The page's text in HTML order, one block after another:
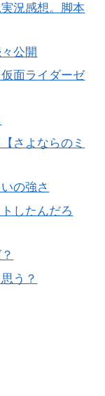
況感想。脚本
公開
面ライダーゼ
さよならのミ
の強さ
したんだろ
う？